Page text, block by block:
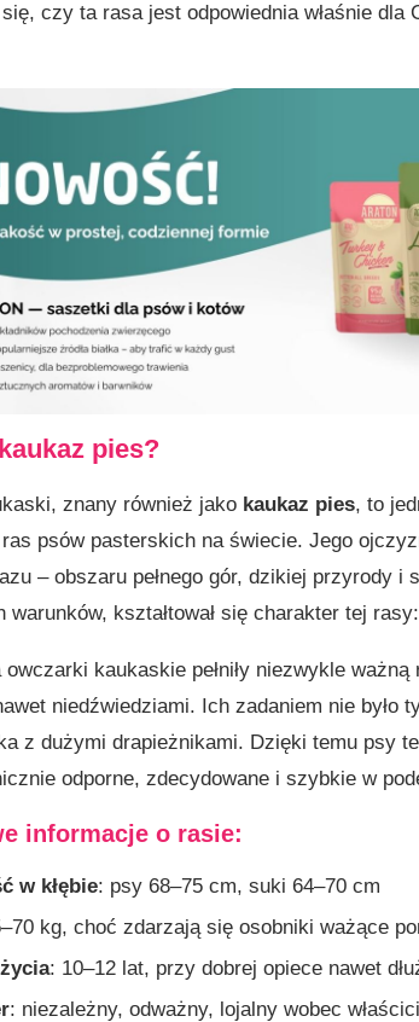
czy ta rasa jest odpowiednia właśnie dla
pies?
znany również jako kaukaz pies, to
psów pasterskich na świecie. Jego
– obszaru pełnego gór, dzikiej przyrody i
warunków, kształtował się charakter tej
kaukaskie pełniły niezwykle
niedźwiedziami. Ich zadaniem nie było
z dużymi drapieżnikami. Dzięki temu psy
odporne, zdecydowane i szybkie w
informacje o rasie:
w kłębie: psy 68–75 cm, suki 64–70 cm
kg, choć zdarzają się osobniki ważące
: 10–12 lat, przy dobrej opiece nawet
: niezależny, odważny, lojalny wobec